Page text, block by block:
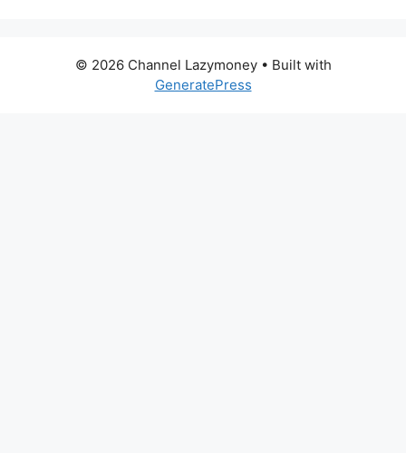
© 2026 Channel Lazymoney• Built with
GeneratePress